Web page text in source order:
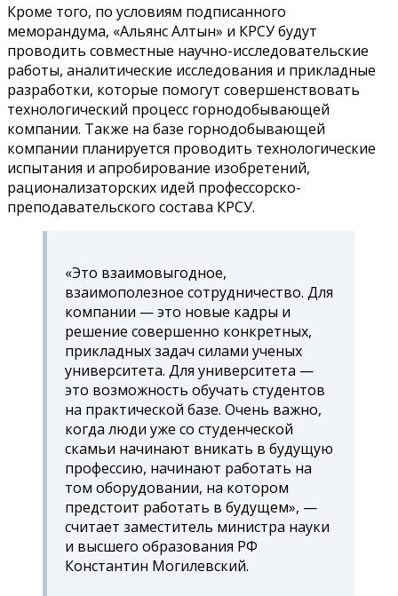
Кроме того, по условиям подписанного
меморандума, «Альянс Алтын» и КРСУ будут
проводить совместные научно-исследовательские
работы, аналитические исследования и прикладные
разработки, которые помогут совершенствовать
технологический процесс горнодобывающей
компании. Также на базе горнодобывающей
компании планируется проводить технологические
испытания и апробирование изобретений,
рационализаторских идей профессорско-
преподавательского состава КРСУ.
«Это взаимовыгодное,
взаимополезное сотрудничество. Для
компании — это новые кадры и
решение совершенно конкретных,
прикладных задач силами ученых
университета. Для университета —
это возможность обучать студентов
на практической базе. Очень важно,
когда люди уже со студенческой
скамьи начинают вникать в будущую
профессию, начинают работать на
том оборудовании, на котором
предстоит работать в будущем», —
считает заместитель министра науки
и высшего образования РФ
Константин Могилевский.